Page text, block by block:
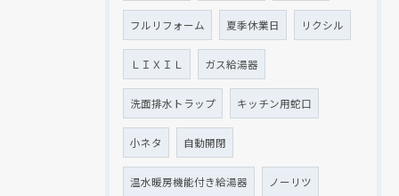
フルリフォーム 夏季休業日 リクシル
ＬＩＸＩＬ ガス給湯器
洗面排水トラップ キッチン用蛇口
小ネタ 自動開閉
温水暖房機能付き給湯器 ノーリツ